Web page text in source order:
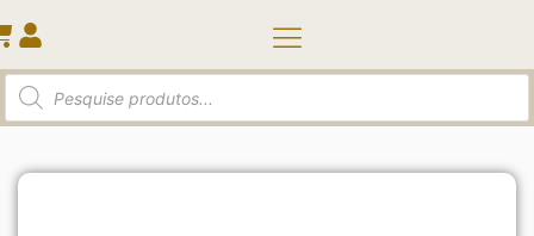
Início
/ Vaso de Cimento
Quadrado 15 x 18